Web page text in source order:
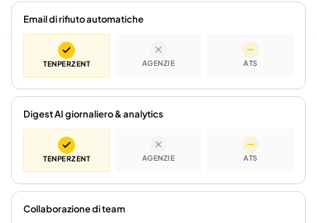
Email di rifiuto automatiche
TENPERZENT AGENZIE ATS
Digest AI giornaliero & analytics
TENPERZENT AGENZIE ATS
Collaborazione di team